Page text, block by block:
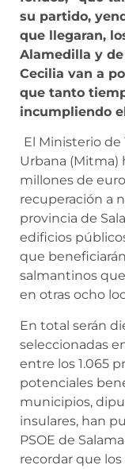
su partido,
que llegaran,
Alamedilla y
Cecilia van a
que tanto
incumpliendo
El Ministerio de
Urbana (Mitma)
millones de
recuperación a
provincia de
edificios
que
salmantinos
en otras ocho
En total serán
seleccionadas
entre los 1.065
potenciales
municipios,
insulares, han
PSOE de
recordar que